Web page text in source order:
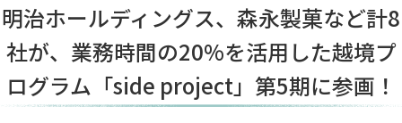
い
ブ
で
い
タ
ブ
で
い
タ
ブ
で
コ
ピ
ー
明治ホールディングス、森永製菓など計8
社が、業務時間の20%を活用した越境プ
ログラム「side project」第5期に参画！